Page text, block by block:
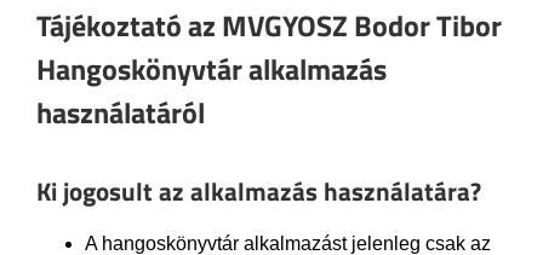
Tájékoztató az MVGYOSZ Bodor Tibor
Hangoskönyvtár alkalmazás
használatáról
Ki jogosult az alkalmazás használatára?
A hangoskönyvtár alkalmazást jelenleg csak az